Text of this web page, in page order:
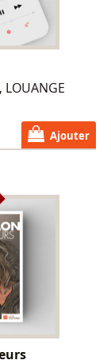
LOUANGE
Ajouter